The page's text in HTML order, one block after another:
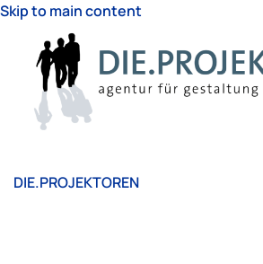
Skip to main content
DIE.PROJEKTOREN